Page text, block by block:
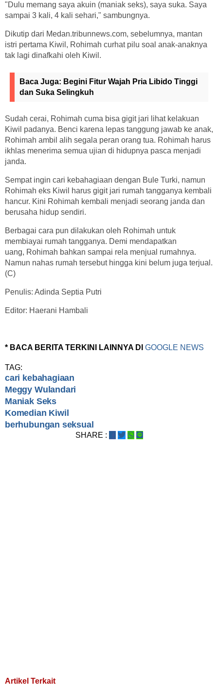
"Dulu memang saya akuin (maniak seks), saya suka. Saya
sampai 3 kali, 4 kali sehari," sambungnya.
Dikutip dari Medan.tribunnews.com, sebelumnya, mantan
istri pertama Kiwil, Rohimah curhat pilu soal anak-anaknya
tak lagi dinafkahi oleh Kiwil.
Baca Juga: Begini Fitur Wajah Pria Libido Tinggi
dan Suka Selingkuh
Sudah cerai, Rohimah cuma bisa gigit jari lihat kelakuan
Kiwil padanya. Benci karena lepas tanggung jawab ke anak,
Rohimah ambil alih segala peran orang tua. Rohimah harus
ikhlas menerima semua ujian di hidupnya pasca menjadi
janda.
Sempat ingin cari kebahagiaan dengan Bule Turki, namun
Rohimah eks Kiwil harus gigit jari rumah tangganya kembali
hancur. Kini Rohimah kembali menjadi seorang janda dan
berusaha hidup sendiri.
Berbagai cara pun dilakukan oleh Rohimah untuk
membiayai rumah tangganya. Demi mendapatkan
uang, Rohimah bahkan sampai rela menjual rumahnya.
Namun nahas rumah tersebut hingga kini belum juga terjual.
(C)
Penulis: Adinda Septia Putri
Editor: Haerani Hambali
* BACA BERITA TERKINI LAINNYA DI GOOGLE NEWS
TAG:
cari kebahagiaan
Meggy Wulandari
Maniak Seks
Komedian Kiwil
berhubungan seksual
SHARE :
Artikel Terkait